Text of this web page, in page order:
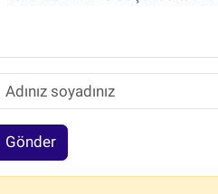
Gönder